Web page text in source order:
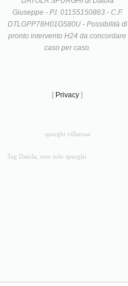
Giuseppe - P.I. 01155150863 - C.F.
DTLGPP78H01G580U - Possibilità di
pronto intervento H24 da concordare
caso per caso.
[ Privacy ]
spurghi villarosa
Tag Datola, non solo spurghi